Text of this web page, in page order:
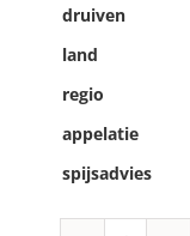
druiven
land
regio
appelatie
spijsadvies